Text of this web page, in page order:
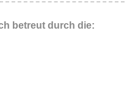
betreut durch die: